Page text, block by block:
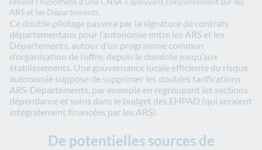
ARS et les Départements.
Ce double pilotage passera par la signature de contrats
départementaux pour l’autonomie entre les ARS et les
Départements, autour d’un programme commun
d’organisation de l’offre, depuis le domicile jusqu’aux
établissements. Une gouvernance locale efficiente du risque
autonomie suppose de supprimer les doubles tarifications
ARS-Départements, par exemple en regroupant les sections
dépendance et soins dans le budget des EHPAD (qui seraient
intégralement financées par les ARS).
De potentielles sources de